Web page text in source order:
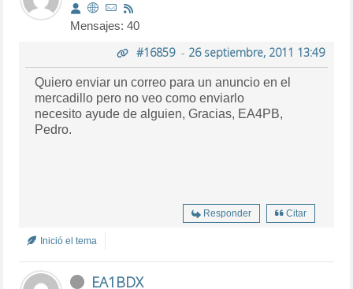
Mensajes: 40
#16859- 26 septiembre, 2011 13:49
Quiero enviar un correo para un anuncio en el
mercadillo pero no veo como enviarlo
necesito ayude de alguien, Gracias, EA4PB,
Pedro.
Responder Citar
Inició el tema
EA1BDX